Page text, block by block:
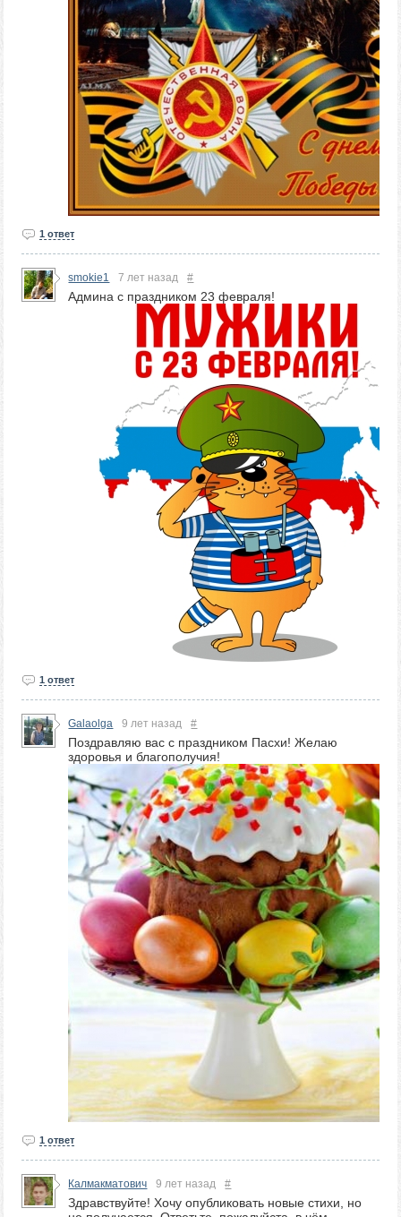
1 ответ
smokie1 7 лет назад #
Админа с праздником 23 февраля!
1 ответ
Galaolga 9 лет назад #
Поздравляю вас с праздником Пасхи! Желаю
здоровья и благополучия!
1 ответ
Калмакматович 9 лет назад #
Здравствуйте! Хочу опубликовать новые стихи, но